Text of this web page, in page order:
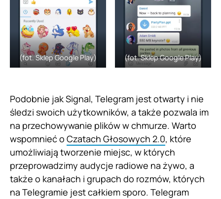
(fot. Sklep Google Play) (fot. Sklep Google Play)
Podobnie jak Signal, Telegram jest otwarty i nie
śledzi swoich użytkowników, a także pozwala im
na przechowywanie plików w chmurze. Warto
wspomnieć o Czatach Głosowych 2.0, które
umożliwiają tworzenie miejsc, w których
przeprowadzimy audycje radiowe na żywo, a
także o kanałach i grupach do rozmów, których
na Telegramie jest całkiem sporo. Telegram